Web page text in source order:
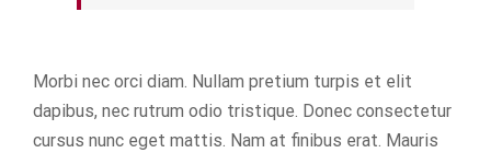
Morbi nec orci diam. Nullam pretium turpis et elit
dapibus, nec rutrum odio tristique. Donec consectetur
cursus nunc eget mattis. Nam at finibus erat. Mauris